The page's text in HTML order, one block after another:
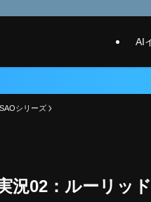
AI
SAOシリーズ
況02：ルーリッ